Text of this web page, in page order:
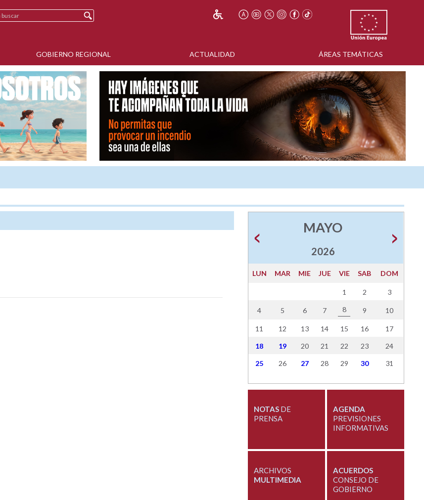
GOBIERNO REGIONAL ACTUALIDAD ÁREAS TEMÁTICAS
MAYO
2026
LUN MAR MIE JUE VIE SAB DOM
1 2 3
4 5 6 7 8 9 10
11 12 13 14 15 16 17
18 19 20 21 22 23 24
25 26 27 28 29 30 31
NOTASDE
PRENSA
AGENDA
PREVISIONES
INFORMATIVAS
ARCHIVOS
MULTIMEDIA
ACUERDOS
CONSEJO DE
GOBIERNO